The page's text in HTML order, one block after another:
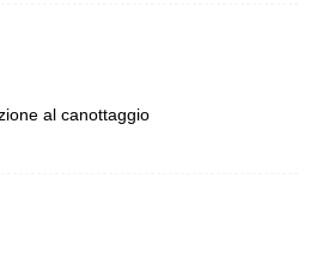
al canottaggio